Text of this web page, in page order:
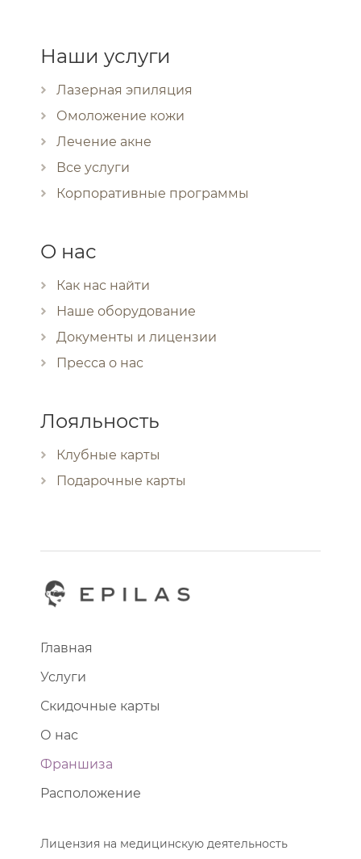
Наши услуги
Лазерная эпиляция
Омоложение кожи
Лечение акне
Все услуги
Корпоративные программы
О нас
Как нас найти
Наше оборудование
Документы и лицензии
Пресса о нас
Лояльность
Клубные карты
Подарочные карты
Главная
Услуги
Скидочные карты
О нас
Франшиза
Расположение
Лицензия на медицинскую деятельность